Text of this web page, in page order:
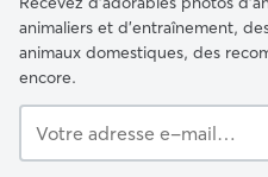
animaliers et d'entraînement,
animaux domestiques, des
encore.
adresse